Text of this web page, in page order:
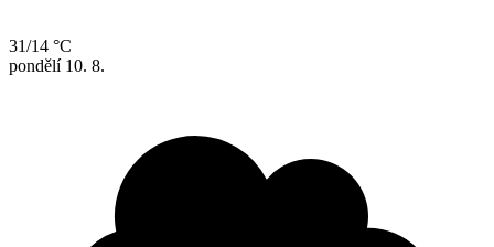
31/14 °C
pondělí 10. 8.